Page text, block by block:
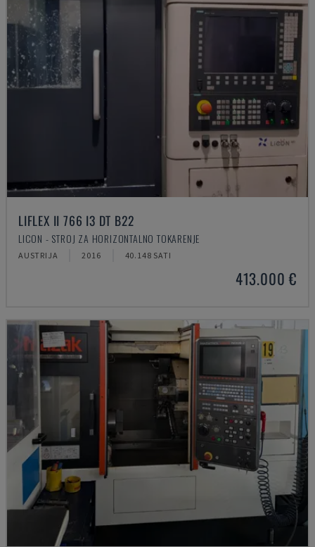
LIFLEX II 766 I3 DT B22
LICON - STROJ ZA HORIZONTALNO TOKARENJE
AUSTRIJA 2016 40.148 SATI
413.000 €